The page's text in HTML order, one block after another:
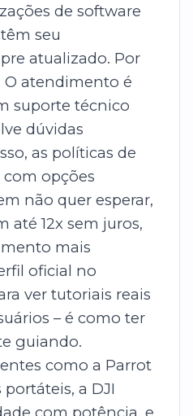
de software
seu
atualizado. Por
O atendimento é
suporte técnico
dúvidas
as políticas de
opções
não quer esperar,
até 12x sem juros,
mais
oficial no
ver tutoriais reais
– é como ter
guiando.
como a Parrot
a DJI